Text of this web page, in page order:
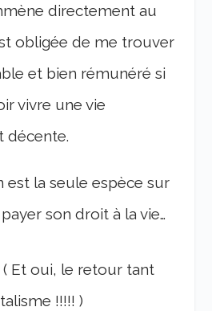
directement au
obligée de me trouver
et bien rémunéré si
vivre une vie
décente.
la seule espèce sur
son droit à la vie…
retour tant
!!!!! )